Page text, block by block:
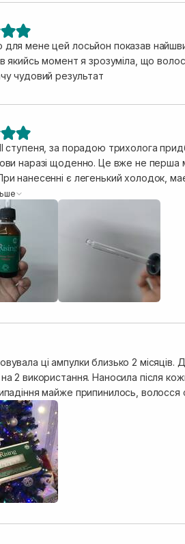
мене цей лосьйон показав
якийсь момент я зрозуміла, що
чудовий результат
ступеня, за порадою трихолога
перша моя баночка, тож можу написати відгук: для мого випадку засіб дійсно
нанесенні є легенький холодок, має
зручніший у нанесенні,
бо рідина не витікає перпендикулярно. Хороший і робочий засіб,
і за призначенням.
ці ампулки близько 2
2 використання. Наносила після
майже припинилось, волосся